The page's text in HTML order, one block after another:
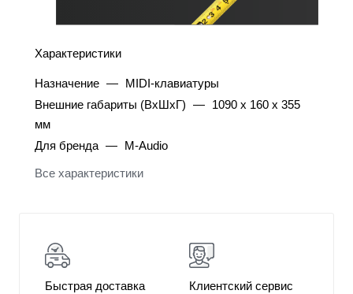
Характеристики
Назначение — MIDI-клавиатуры
Внешние габариты (ВхШхГ) — 1090 x 160 x 355
мм
Для бренда — M-Audio
Все характеристики
Быстрая доставка Клиентский сервис